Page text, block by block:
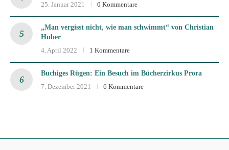
25. Januar 2021
0 Kommentare
„Man vergisst nicht, wie man schwimmt“ von Christian
Huber
4. April 2022
1 Kommentare
Buchiges Rügen: Ein Besuch im Bücherzirkus Prora
7. Dezember 2021
6 Kommentare